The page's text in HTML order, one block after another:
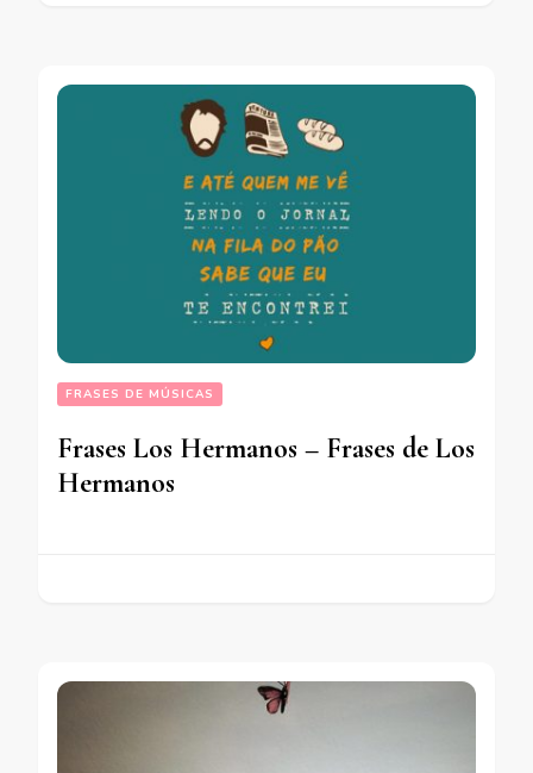
FRASES DE MÚSICAS
Frases Los Hermanos – Frases de Los
Hermanos